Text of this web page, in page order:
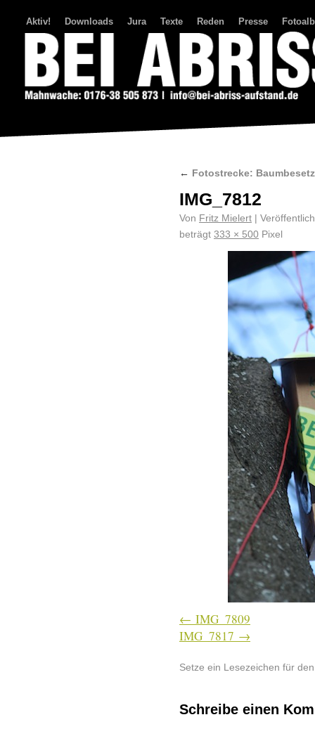
Aktiv! Downloads Jura Texte Reden Presse
← Fotostrecke:
IMG_7812
Von Fritz Mielert
beträgt 333 × 500 Pixel
IMG_7809
IMG_7817
Setze ein Lesezeichen für
Schreibe einen